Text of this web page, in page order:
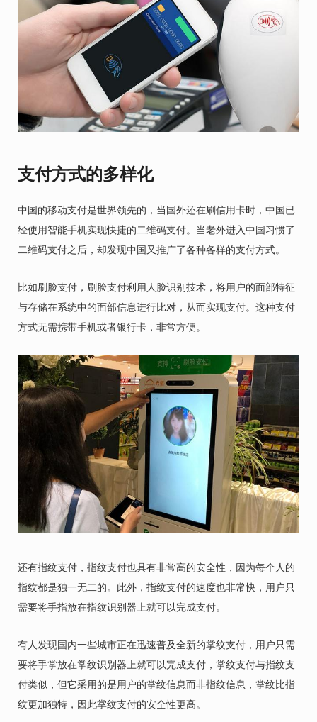
支付方式的多样化
中国的移动支付是世界领先的，当国外还在刷信用卡时，中国已
经使用智能手机实现快捷的二维码支付。当老外进入中国习惯了
二维码支付之后，却发现中国又推广了各种各样的支付方式。
比如刷脸支付，刷脸支付利用人脸识别技术，将用户的面部特征
与存储在系统中的面部信息进行比对，从而实现支付。这种支付
方式无需携带手机或者银行卡，非常方便。
还有指纹支付，指纹支付也具有非常高的安全性，因为每个人的
指纹都是独一无二的。此外，指纹支付的速度也非常快，用户只
需要将手指放在指纹识别器上就可以完成支付。
有人发现国内一些城市正在迅速普及全新的掌纹支付，用户只需
要将手掌放在掌纹识别器上就可以完成支付，掌纹支付与指纹支
付类似，但它采用的是用户的掌纹信息而非指纹信息，掌纹比指
纹更加独特，因此掌纹支付的安全性更高。